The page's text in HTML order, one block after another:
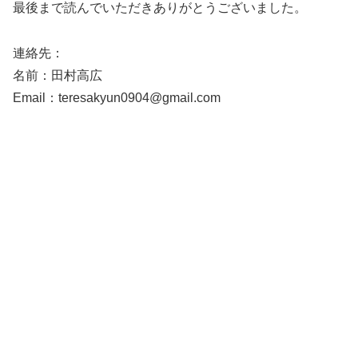
最後まで読んでいただきありがとうございました。
連絡先：
名前：田村高広
Email：teresakyun0904@gmail.com